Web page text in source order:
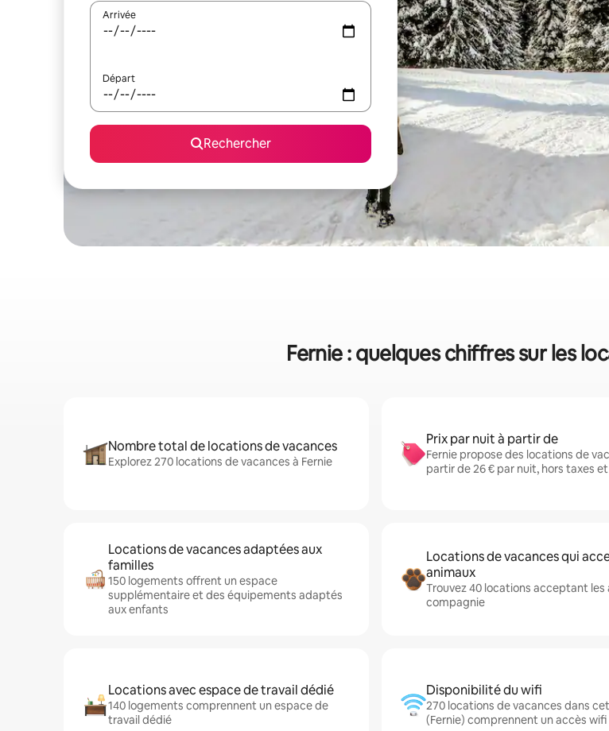
Arrivée
Départ
Rechercher
Fernie : quelques chiffres sur les
Nombre total de locations de vacances
Explorez 270 locations de vacances à Fernie
Prix par nuit à partir de
Fernie propose des locations de
partir de 26 € par nuit, hors taxes
Locations de vacances adaptées aux
familles
150 logements offrent un espace
supplémentaire et des équipements adaptés
aux enfants
Locations de vacances qui
animaux
Trouvez 40 locations acceptant les
compagnie
Locations avec espace de travail dédié
140 logements comprennent un espace de
travail dédié
Disponibilité du wifi
270 locations de vacances dans
(Fernie) comprennent un accès wifi